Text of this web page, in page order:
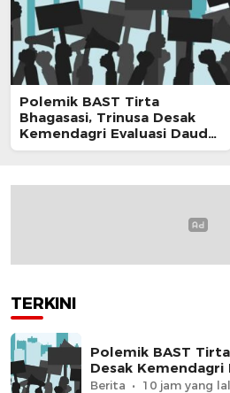
Polemik BAST Tirta
Bhagasasi, Trinusa Desak
Kemendagri Evaluasi Daud
Husin
TERKINI
Polemik BAST
Desak Kemendagri
Berita 10 jam yang